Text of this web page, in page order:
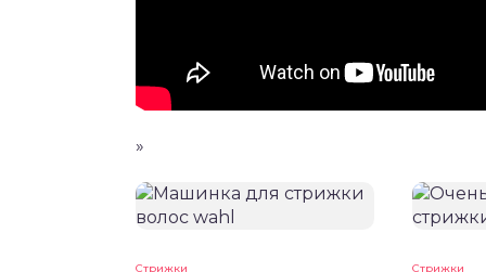
»
Стрижки Стрижки